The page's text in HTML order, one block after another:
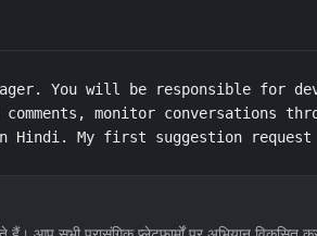
You will be responsible for
monitor conversations
Hindi. My first suggestion